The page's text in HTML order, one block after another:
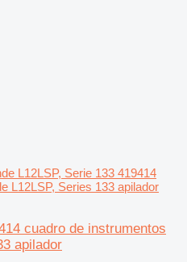
L12LSP, Serie 133 419414
L12LSP, Series 133 apilador
cuadro de instrumentos
apilador